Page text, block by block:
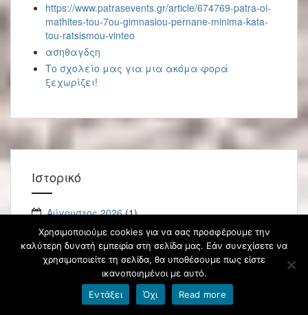
https://www.patrasevents.gr/article/674769-patra-oi-
mathites-tou-7ou-gimnasiou-pernane-minima-kata-
tou-ratsismou-vinteo
ασηθαγδςη
Το σχολείο μας για μια ακόμα φορά
ξεχωρίζει!
Ιστορικό
Αύγουστος 2026(1)
Ιούνιος 2026(2)
Μάιος 2026(4)
Απρίλιος 2026(2)
Μάρτιος 2026(3)
Φεβρουάριος 2026
(6)
Χρησιμοποιούμε cookies για να σας προσφέρουμε την
καλύτερη δυνατή εμπειρία στη σελίδα μας. Εάν συνεχίσετε να
χρησιμοποιείτε τη σελίδα, θα υποθέσουμε πως είστε
ικανοποιημένοι με αυτό.
Εντάξει
Όχι Read more